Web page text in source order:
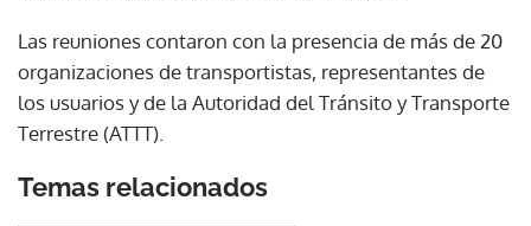
Las reuniones contaron con la presencia de más de 20
organizaciones de transportistas, representantes de
los usuarios y de la Autoridad del Tránsito y Transporte
Terrestre (ATTT).
Temas relacionados